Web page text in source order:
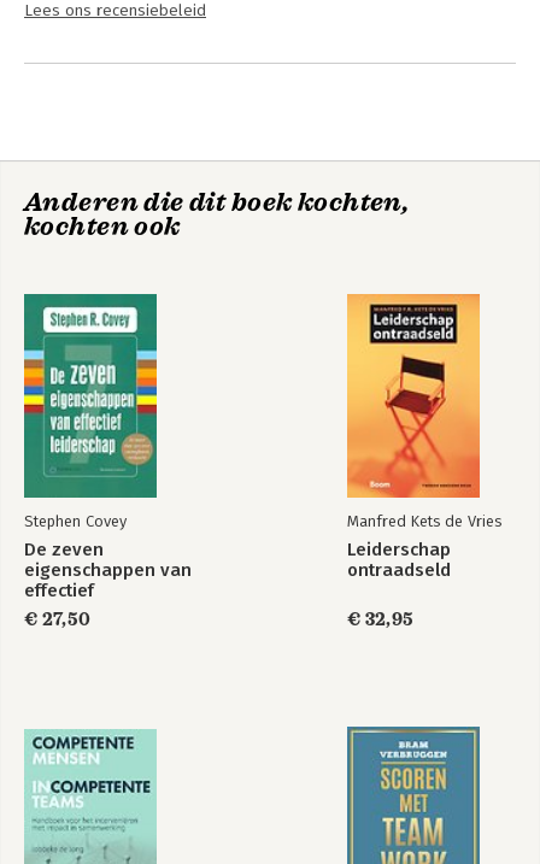
Lees ons recensiebeleid
Anderen die dit boek kochten,
kochten ook
Stephen Covey
De zeven
eigenschappen van
effectief
leiderschap
€ 27,50
Manfred Kets de Vries
Leiderschap
ontraadseld
€ 32,95